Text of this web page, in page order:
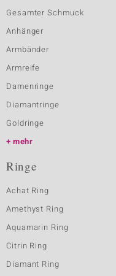
Gesamter Schmuck
Anhänger
Armbänder
Armreife
Damenringe
Diamantringe
Goldringe
mehr
Ringe
Achat Ring
Amethyst Ring
Aquamarin Ring
Citrin Ring
Diamant Ring